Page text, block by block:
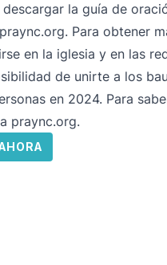
la guía de
praync.org. Para obtener
en la iglesia y en las
de unirte a los
en 2024. Para
praync.org.